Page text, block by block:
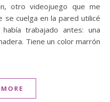
otro videojuego que me
se cuelga en la pared utilicé
trabajado antes: una
Tiene un color marrón